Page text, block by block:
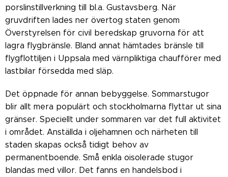
porslinstillverkning till bl.a. Gustavsberg. När
gruvdriften lades ner övertog staten genom
Överstyrelsen för civil beredskap gruvorna för att
lagra flygbränsle. Bland annat hämtades bränsle till
flygflottiljen i Uppsala med värnpliktiga chaufförer med
lastbilar försedda med släp.
Det öppnade för annan bebyggelse. Sommarstugor
blir allt mera populärt och stockholmarna flyttar ut sina
gränser. Speciellt under sommaren var det full aktivitet
i området. Anställda i oljehamnen och närheten till
staden skapas också tidigt behov av
permanentboende. Små enkla oisolerade stugor
blandas med villor. Det fanns en handelsbod i